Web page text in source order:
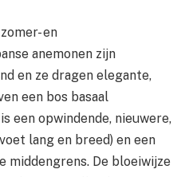
en
anemonen zijn
en ze dragen elegante,
een bos basaal
een opwindende, nieuwere,
lang en breed) en een
middengrens. De bloeiwijze